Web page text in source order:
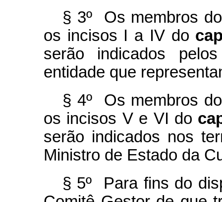
§ 3º Os membros
os incisos I a IV do
serão indicados
entidade que
§ 4º Os membros
os incisos V e VI do
serão indicados nos
Ministro de Estado da
§ 5º Para fins do